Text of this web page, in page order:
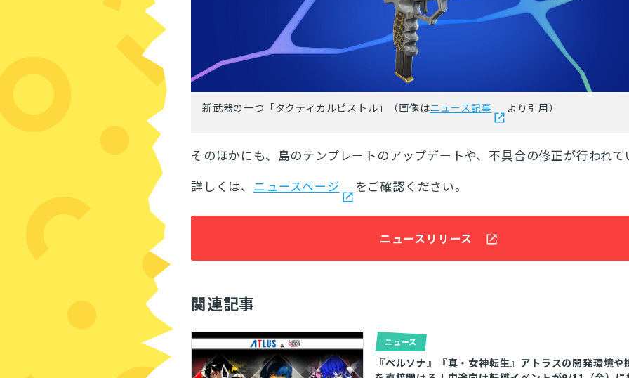
新武器の一つ「タクティカルピストル」（画像はニュース記事 より引用）
そのほかにも、島のテンプレートのアップデートや、不具合の修正が行われて
詳しくは、 ニュースページ をご確認ください。
ニュースリリース
関連記事
ニュース
『ペルソナ』『真・女神転生』アトラスの開発環境や